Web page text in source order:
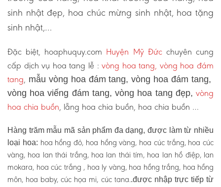
sinh nhật đẹp, hoa chúc mừng sinh nhật, hoa tặng
sinh nhật,…
Đặc biệt, hoaphuquy.com Huyện Mỹ Đứcchuyên cung
cấp dịch vụ hoa tang lễ :vòng hoa tang, vòng hoa đám
tang, mẫu vòng hoa đám tang, vòng hoa đám tang,
vòng hoa viếng đám tang, vòng hoa tang đẹp, vòng
hoa chia buồn, lẵng hoa chia buồn, hoa chia buồn …
Hàng trăm mẫu mã sản phẩm đa dạng, được làm từ nhiều
loại hoa: hoa hồng đỏ, hoa hồng vàng, hoa cúc trắng, hoa cúc
vàng, hoa lan thái trắng, hoa lan thái tím, hoa lan hồ điệp, lan
mokara, hoa cúc trắng , hoa ly vàng, hoa hồng trắng, hoa hồng
môn, hoa baby, cúc họa mi, cúc tana..được nhập trực tiếp từ